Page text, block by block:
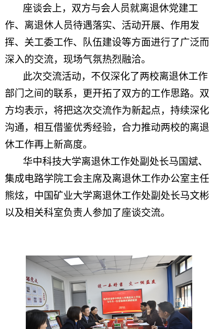
座谈会上，双方与会人员就离退休党建工
作、离退休人员待遇落实、活动开展、作用发
挥、关工委工作、队伍建设等方面进行了广泛而
深入的交流，现场气氛热烈融洽。
此次交流活动，不仅深化了两校离退休工作
部门之间的联系，更开拓了双方的工作思路。 双
方均表示，将把这次交流作为新起点，持续深化
沟通，相互借鉴优秀经验，合力推动两校的离退
休工作再上新高度。
华中科技大学离退休工作处副处长马国斌、
集成电路学院工会主席及离退休工作办公室主任
熊炫，中国矿业大学离退休工作处副处长马文彬
以及相关科室负责人参加了座谈交流。